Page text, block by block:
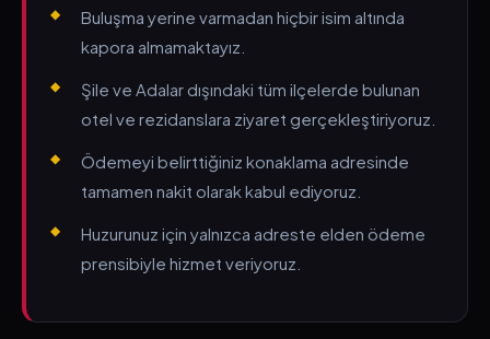
Buluşma yerine varmadan hiçbir isim altında
kapora almamaktayız.
Şile ve Adalar dışındaki tüm ilçelerde bulunan
otel ve rezidanslara ziyaret gerçekleştiriyoruz.
Ödemeyi belirttiğiniz konaklama adresinde
tamamen nakit olarak kabul ediyoruz.
Huzurunuz için yalnızca adreste elden ödeme
prensibiyle hizmet veriyoruz.